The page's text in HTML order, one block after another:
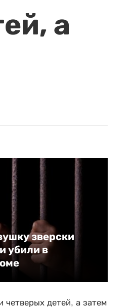
а
зверски
убили в
четверых детей, а затем